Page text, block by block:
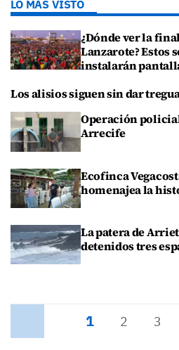
LO MÁS VISTO
¿Dónde ver la
Lanzarote? Estos
instalarán
Los alisios siguen sin dar
Operación
Arrecife
Ecofinca
homenajea la
La patera de
detenidos tres
1 2 3